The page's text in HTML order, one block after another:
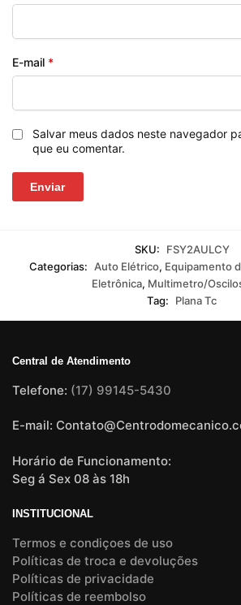
E-mail *
Salvar meus dados neste navegador
que eu comentar.
SKU:
FSY2AULCY
Categorias: Auto Elétrico, Equipamento
Eletrônica, Multimetro/
Tag:
Plana Tc
Central de Atendimento
Telefone: (17) 99145-5430
E-mail:
Horário de Funcionamento:
Seg á Sex 08 às 18h
INSTITUCIONAL
Termos e condiçoes de uso
Políticas de troca e devoluções
Políticas de privacidade
Políticas de reembolso